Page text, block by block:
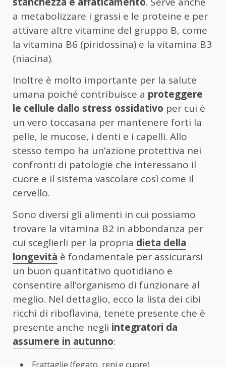
a metabolizzare i grassi e le proteine e per
attivare altre vitamine del gruppo B, come
la vitamina B6 (piridossina) e la vitamina B3
(niacina).
Inoltre è molto importante per la salute
umana poiché contribuisce a proteggere
le cellule dallo stress ossidativo per cui è
un vero toccasana per mantenere forti la
pelle, le mucose, i denti e i capelli. Allo
stesso tempo ha un’azione protettiva nei
confronti di patologie che interessano il
cuore e il sistema vascolare così come il
cervello.
Sono diversi gli alimenti in cui possiamo
trovare la vitamina B2 in abbondanza per
cui sceglierli per la propria dieta della
longevità è fondamentale per assicurarsi
un buon quantitativo quotidiano e
consentire all’organismo di funzionare al
meglio. Nel dettaglio, ecco la lista dei cibi
ricchi di riboflavina, tenete presente che è
presente anche negli integratori da
assumere in autunno:
Frattaglie (fegato, reni e cuore)